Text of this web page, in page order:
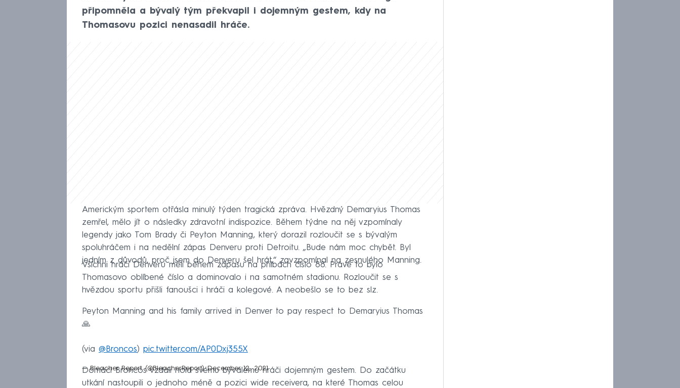
připomněla a bývalý tým překvapil i dojemným gestem, kdy na
Thomasovu pozici nenasadil hráče.
Americkým sportem otřásla minulý týden tragická zpráva. Hvězdný Demaryius Thomas
zemřel, mělo jít o následky zdravotní indispozice. Během týdne na něj vzpomínaly
legendy jako Tom Brady či Peyton Manning, který dorazil rozloučit se s bývalým
spoluhráčem i na nedělní zápas Denveru proti Detroitu. „Bude nám moc chybět. Byl
jedním z důvodů, proč jsem do Denveru šel hrát,“ zavzpomínal na zesnulého Manning.
Všichni hráči Denveru měli během zápasu na přilbách číslo 88. Právě to bylo
Thomasovo oblíbené číslo a dominovalo i na samotném stadionu. Rozloučit se s
hvězdou sportu přišli fanoušci i hráči a kolegové. A neobešlo se to bez slz.
Peyton Manning and his family arrived in Denver to pay respect to Demaryius Thomas
🙏
(via @Broncos) pic.twitter.com/AP0Dxj355X
— Bleacher Report (@BleacherReport)December 12, 2021
Domácí Broncos vzdali hold svému bývalému hráči dojemným gestem. Do začátku
utkání nastoupili o jednoho méně a pozici wide receivera, na které Thomas celou